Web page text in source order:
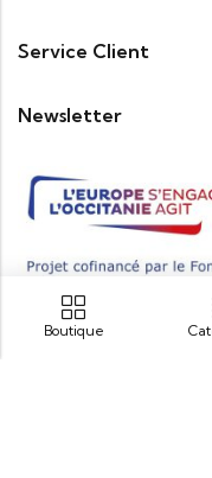
Service Client
Newsletter
Boutique